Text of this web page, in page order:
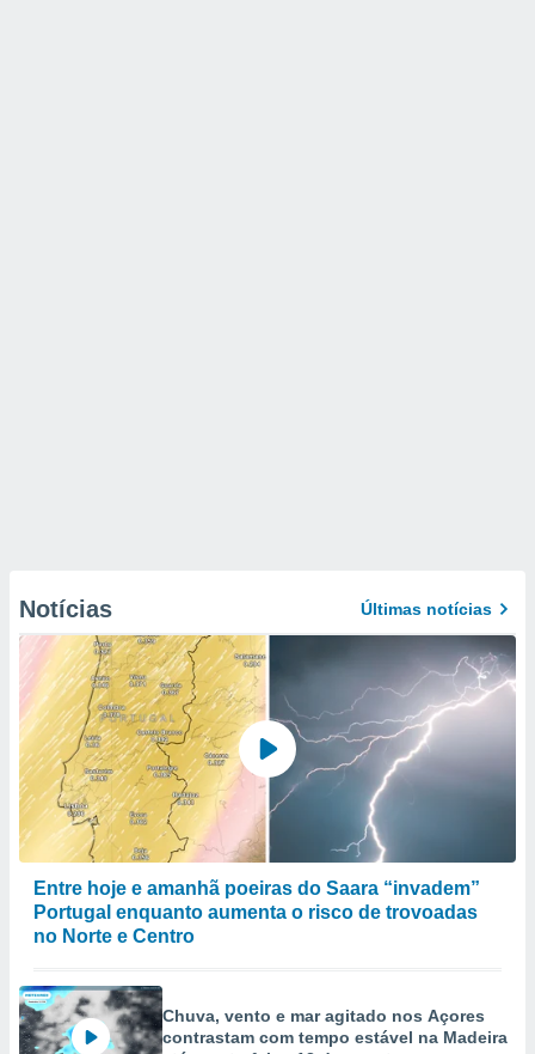
Notícias Últimas notícias
Entre hoje e amanhã poeiras do Saara “invadem”
Portugal enquanto aumenta o risco de trovoadas
no Norte e Centro
Chuva, vento e mar agitado nos Açores
contrastam com tempo estável na Madeira